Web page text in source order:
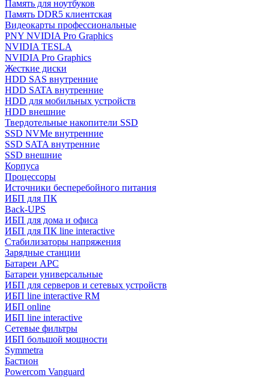
Память для ноутбуков
Память DDR5 клиентская
Видеокарты профессиональные
PNY NVIDIA Pro Graphics
NVIDIA TESLA
NVIDIA Pro Graphics
Жесткие диски
HDD SAS внутренние
HDD SATA внутренние
HDD для мобильных устройств
HDD внешние
Твердотельные накопители SSD
SSD NVMe внутренние
SSD SATA внутренние
SSD внешние
Корпуса
Процессоры
Источники бесперебойного питания
ИБП для ПК
Back-UPS
ИБП для дома и офиса
ИБП для ПК linе interactive
Стабилизаторы напряжения
Зарядные станции
Батареи APC
Батареи универсальные
ИБП для серверов и сетевых устройств
ИБП line interactive RM
ИБП online
ИБП linе interactive
Сетевые фильтры
ИБП большой мощности
Symmetra
Бастион
Powercom Vanguard